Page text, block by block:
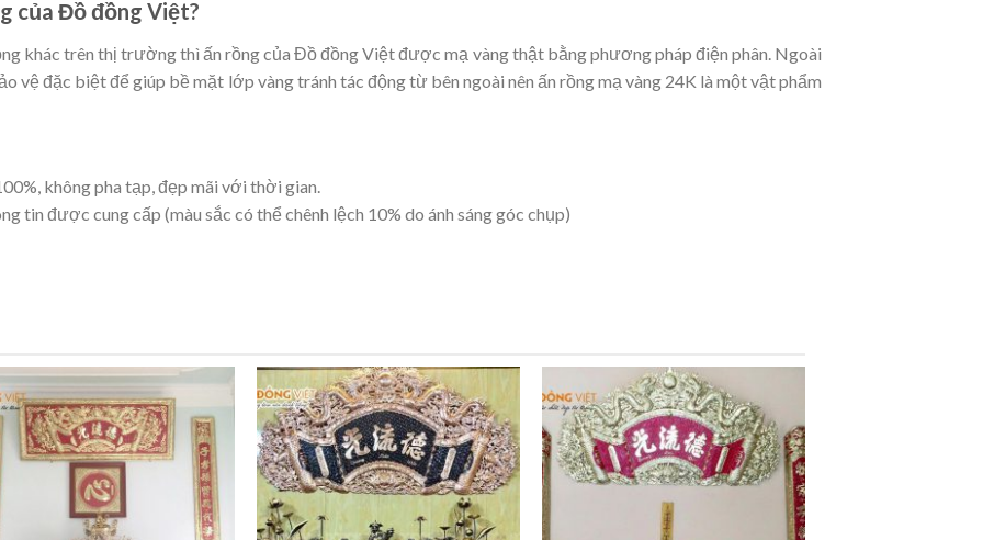
của Đồ đồng Việt?
khác trên thị trường thì ấn rồng của Đồ đồng Việt được mạ vàng thật bằng phương pháp điện phân. Ngoài
vệ đặc biệt để giúp bề mặt lớp vàng tránh tác động từ bên ngoài nên ấn rồng mạ vàng 24K là một vật phẩm
không pha tạp, đẹp mãi với thời gian.
tin được cung cấp (màu sắc có thể chênh lệch 10% do ánh sáng góc chụp)